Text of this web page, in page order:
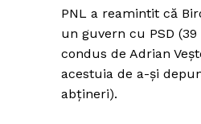
PNL a reamintit că
un guvern cu PSD
condus de Adrian
acestuia de a-și
abțineri).